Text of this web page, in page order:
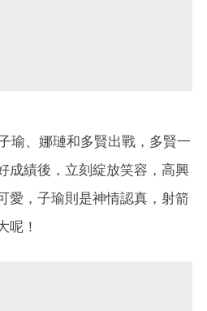
瑜、娜璉和多賢出戰，多賢一
成績後，立刻綻放笑容，高興
愛，子瑜則是神情認真，射箭
呢！